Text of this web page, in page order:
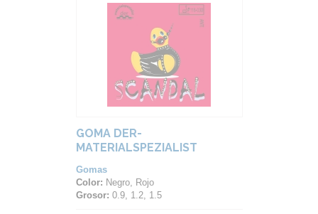
GOMA DER-
MATERIALSPEZIALIST
Gomas
Color: Negro, Rojo
Grosor: 0.9, 1.2, 1.5